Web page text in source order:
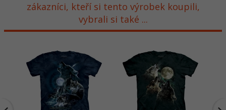
zákazníci, kteří si tento výrobek koupili,
vybrali si také ...